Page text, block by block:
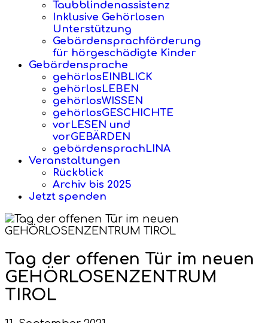
Taubblindenassistenz
Inklusive Gehörlosen
Unterstützung
Gebärdensprachförderung
für hörgeschädigte Kinder
Gebärdensprache
gehörlosEINBLICK
gehörlosLEBEN
gehörlosWISSEN
gehörlosGESCHICHTE
vorLESEN und
vorGEBÄRDEN
gebärdensprachLINA
Veranstaltungen
Rückblick
Archiv bis 2025
Jetzt spenden
Tag der offenen Tür im neuen
GEHÖRLOSENZENTRUM
TIROL